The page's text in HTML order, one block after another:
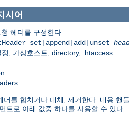
시어
헤더를 구성한다
set|append|add|unset
정, 가상호스트, directory, .htaccess
더를 합치거나 대체, 제거한다. 내용 핸
트로 아래 값중 하나를 사용할 수 있다.